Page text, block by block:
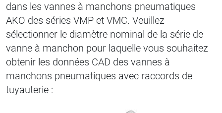
dans les vannes à manchons pneumatiques
AKO des séries VMP et VMC. Veuillez
sélectionner le diamètre nominal de la série de
vanne à manchon pour laquelle vous souhaitez
obtenir les données CAD des vannes à
manchons pneumatiques avec raccords de
tuyauterie :